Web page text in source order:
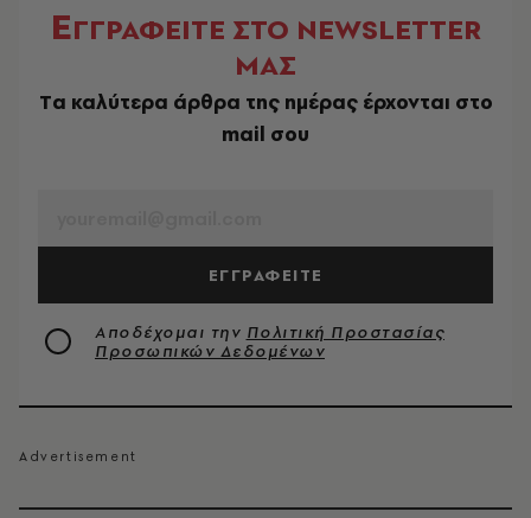
ΕΓΓΡΑΦΕΙΤΕ ΣΤΟ NEWSLETTER
ΜΑΣ
Tα καλύτερα άρθρα της ημέρας έρχονται στο
mail σου
ΕΓΓΡΑΦΕΙΤΕ
Αποδέχομαι την Πολιτική Προστασίας
Προσωπικών Δεδομένων